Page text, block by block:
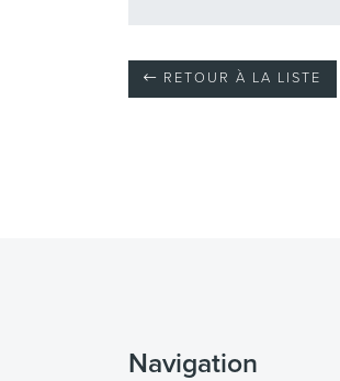
RETOUR À LA LISTE
Navigation